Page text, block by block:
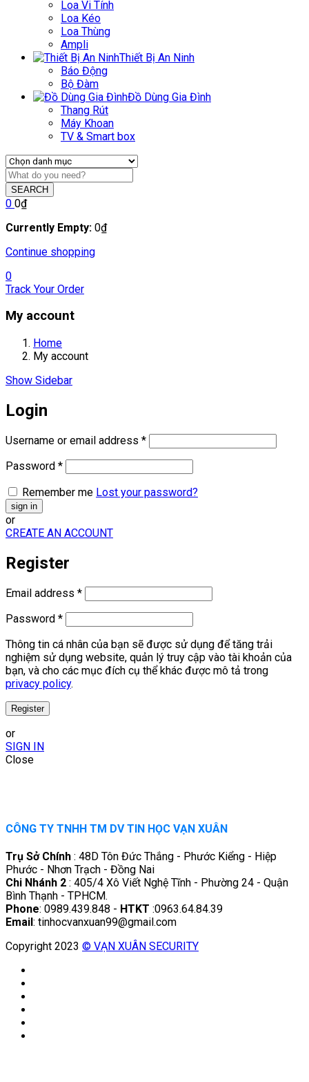
Loa Vi Tính
Loa Kéo
Loa Thùng
Ampli
Thiết Bị An Ninh
Báo Động
Bộ Đàm
Đồ Dùng Gia Đình
Thang Rút
Máy Khoan
TV & Smart box
SEARCH
0 0₫
Currently Empty: 0₫
Continue shopping
0
Track Your Order
My account
Home
My account
Show Sidebar
Login
Username or email address *
Password *
Remember me Lost your password?
or
CREATE AN ACCOUNT
Register
Email address *
Password *
Thông tin cá nhân của bạn sẽ được sử dụng để tăng trải
nghiệm sử dụng website, quản lý truy cập vào tài khoản của
bạn, và cho các mục đích cụ thể khác được mô tả trong
privacy policy.
or
SIGN IN
Close
CÔNG TY TNHH TM DV TIN HỌC VẠN XUÂN
Trụ Sở Chính : 48D Tôn Đức Thắng - Phước Kiểng - Hiệp
Phước - Nhơn Trạch - Đồng Nai
Chi Nhánh 2 : 405/4 Xô Viết Nghệ Tĩnh - Phường 24 - Quận
Bình Thạnh - TPHCM.
Phone: 0989.439.848 - HTKT :0963.64.84.39
Email: tinhocvanxuan99@gmail.com
Copyright 2023 © VẠN XUÂN SECURITY